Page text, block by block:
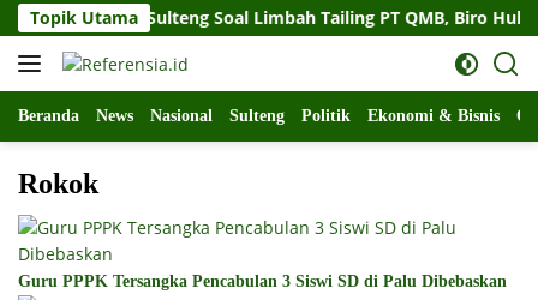
Langsung
ke
konten
Topik Utama
Gubernur Sulteng Soal Limbah Tailing PT QMB, Biro Hukum
Beranda News Nasional Sulteng Politik Ekonomi & Bisnis
Rokok
Guru PPPK Tersangka Pencabulan 3 Siswi SD di Palu Dibebaskan